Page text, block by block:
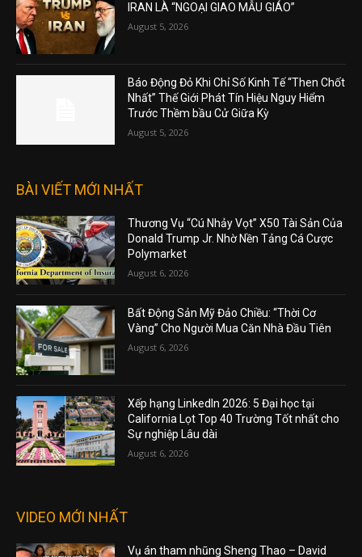
IRAN LÀ “NGOẠI GIAO MẪU GIÁO”
August 5, 2026
Báo Động Đỏ Khi Chỉ Số Kinh Tế “Then Chốt
Nhất” Thế Giới Phát Tín Hiệu Nguy Hiểm
Trước Thềm bầu Cử Giữa Kỳ
August 5, 2026
BÀI VIẾT MỚI NHẤT
Thương Vụ “Cú Nhảy Vọt” X50 Tài Sản Của
Donald Trump Jr. Nhờ Nền Tảng Cá Cược
Polymarket
August 6, 2026
Bất Động Sản Mỹ Đảo Chiều: “Thời Cơ
Vàng” Cho Người Mua Căn Nhà Đầu Tiên
August 6, 2026
Xếp hạng LinkedIn 2026: 5 Đại học tại
California Lọt Top 40 Trường Tốt nhất cho
Sự nghiệp Lâu dài
August 6, 2026
VIDEO MỚI NHẤT
Vụ án tham nhũng Sheng Thao – David